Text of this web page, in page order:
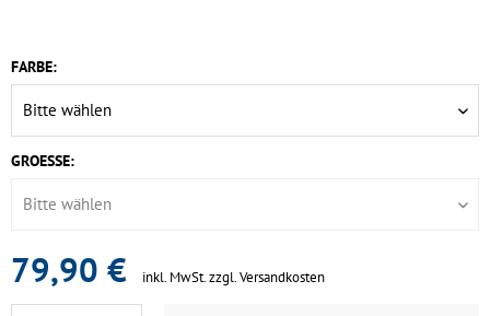
FARBE:
GROESSE:
79,90 € inkl. MwSt.zzgl. Versandkosten